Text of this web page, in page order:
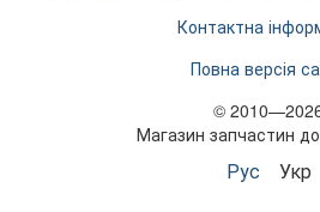
Контактна
Повна версія
©
Магазин запчастин до
Рус Укр